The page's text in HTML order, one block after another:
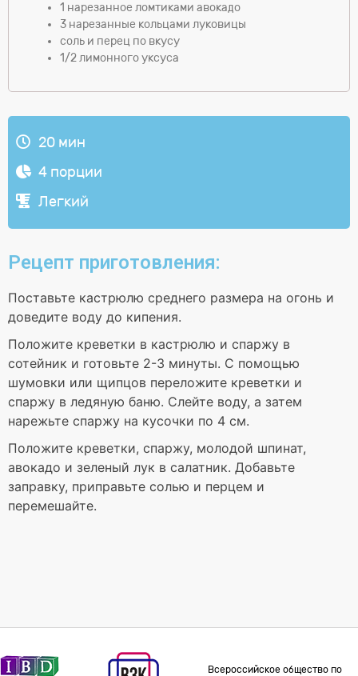
1 нарезанное ломтиками авокадо
3 нарезанные кольцами луковицы
соль и перец по вкусу
1/2 лимонного уксуса
20 мин
4 порции
Легкий
Рецепт приготовления:
Поставьте кастрюлю среднего размера на огонь и
доведите воду до кипения.
Положите креветки в кастрюлю и спаржу в
сотейник и готовьте 2-3 минуты. С помощью
шумовки или щипцов переложите креветки и
спаржу в ледяную баню. Слейте воду, а затем
нарежьте спаржу на кусочки по 4 см.
Положите креветки, спаржу, молодой шпинат,
авокадо и зеленый лук в салатник. Добавьте
заправку, приправьте солью и перцем и
перемешайте.
Всероссийское общество по